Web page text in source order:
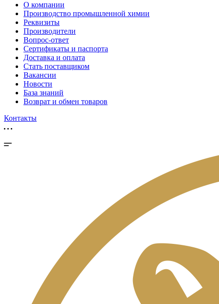
О компании
Производство промышленной химии
Реквизиты
Производители
Вопрос-ответ
Сертификаты и паспорта
Доставка и оплата
Стать поставщиком
Вакансии
Новости
База знаний
Возврат и обмен товаров
Контакты